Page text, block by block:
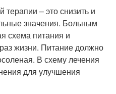
терапии – это снизить и
значения. Больным
схема питания и
жизни. Питание должно
В схему лечения
для улучшения